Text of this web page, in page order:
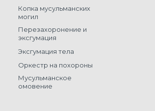
Копка мусульманских
могил
Перезахоронение и
эксгумация
Эксгумация тела
Оркестр на похороны
Мусульманское
омовение